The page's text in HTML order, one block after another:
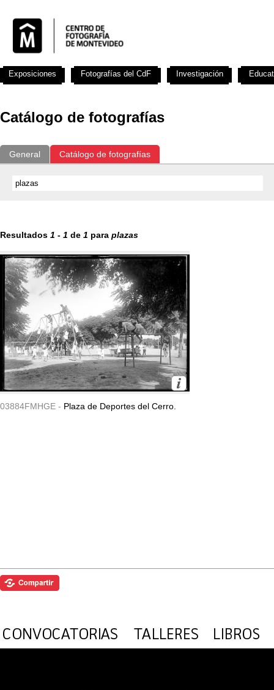
Catálogo de fotografías
General Catálogo de fotografías
Resultados 1 - 1 de 1 para plazas
03884FMHGE - Plaza de Deportes del Cerro.
Exposiciones Fotografías del CdF Investigación